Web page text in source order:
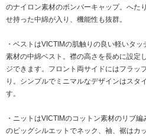
のナイロン素材のボンバーキャップ。へた
せ持った中綿が入り、機能性も抜群。
・ベストはVICTIMの肌触りの良い軽いタ
素材の中綿ベスト。襟の高さを長めに設定
ジできます。フロント両サイドにはフラッ
り。シンプルでミニマルなデザインはスタ
す。
・ニットはVICTIMのコットン素材のリブ
のビッグシルエットでネック、袖、裾はカ